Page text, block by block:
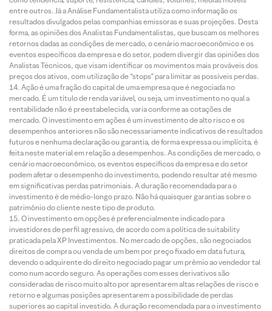
entre outros. Já a Análise Fundamentalista utiliza como informação os
resultados divulgados pelas companhias emissoras e suas projeções. Desta
forma, as opiniões dos Analistas Fundamentalistas, que buscam os melhores
retornos dadas as condições de mercado, o cenário macroeconômico e os
eventos específicos da empresa e do setor, podem divergir das opiniões dos
Analistas Técnicos, que visam identificar os movimentos mais prováveis dos
preços dos ativos, com utilização de “stops” para limitar as possíveis perdas.
Ação é uma fração do capital de uma empresa que é negociada no
mercado. É um título de renda variável, ou seja, um investimento no qual a
rentabilidade não é preestabelecida, varia conforme as cotações de
mercado. O investimento em ações é um investimento de alto risco e os
desempenhos anteriores não são necessariamente indicativos de resultados
futuros e nenhuma declaração ou garantia, de forma expressa ou implícita, é
feita neste material em relação a desempenhos. As condições de mercado, o
cenário macroeconômico, os eventos específicos da empresa e do setor
podem afetar o desempenho do investimento, podendo resultar até mesmo
em significativas perdas patrimoniais. A duração recomendada para o
investimento é de médio-longo prazo. Não há quaisquer garantias sobre o
patrimônio do cliente neste tipo de produto.
O investimento em opções é preferencialmente indicado para
investidores de perfil agressivo, de acordo com a política de suitability
praticada pela XP Investimentos. No mercado de opções, são negociados
direitos de compra ou venda de um bem por preço fixado em data futura,
devendo o adquirente do direito negociado pagar um prêmio ao vendedor tal
como num acordo seguro. As operações com esses derivativos são
consideradas de risco muito alto por apresentarem altas relações de risco e
retorno e algumas posições apresentarem a possibilidade de perdas
superiores ao capital investido. A duração recomendada para o investimento